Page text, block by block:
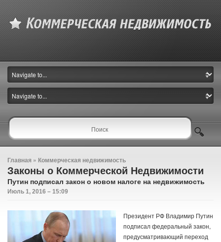
Главная » Коммерческая недвижимость
Законы о Коммерческой Недвижимости
Путин подписал закон о новом налоге на недвижимость
Июль 1, 2016 – 15:09
Президент РФ Владимир Путин
подписал федеральный закон,
предусматривающий переход